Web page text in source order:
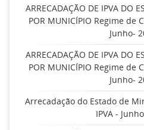
ARRECADAÇÃO DE IPVA DO
POR MUNICÍPIO Regime de
Junho-
ARRECADAÇÃO DE IPVA DO
POR MUNICÍPIO Regime de
Junho-
Arrecadação do Estado de
IPVA -